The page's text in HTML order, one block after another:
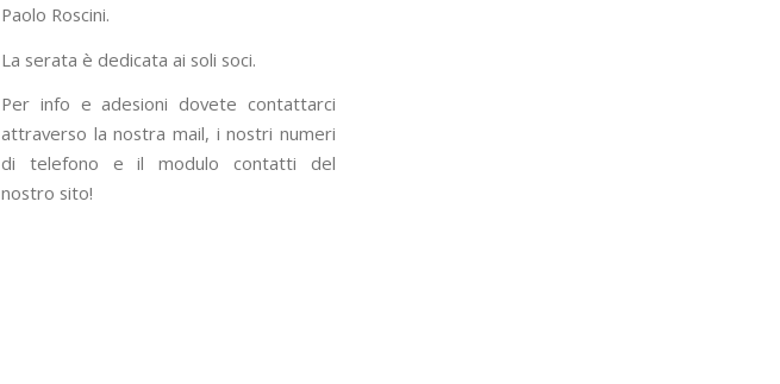
Paolo Roscini.
La serata è dedicata ai soli soci.
Per info e adesioni dovete contattarci
attraverso la nostra mail, i nostri numeri
di telefono e il modulo contatti del
nostro sito!